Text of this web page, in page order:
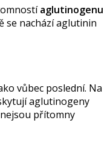
aglutinogenu
se nachází aglutinin
vůbec poslední. Na
aglutinogeny
přítomny